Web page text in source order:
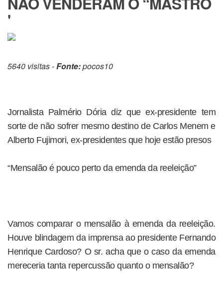
'
5640 visitas -Fonte:pocos10
Jornalista Palmério Dória diz que ex-presidente tem
sorte de não sofrer mesmo destino de Carlos Menem e
Alberto Fujimori, ex-presidentes que hoje estão presos
“Mensalão é pouco perto da emenda da reeleição”
Vamos comparar o mensalão à emenda da reeleição.
Houve blindagem da imprensa ao presidente Fernando
Henrique Cardoso? O sr. acha que o caso da emenda
mereceria tanta repercussão quanto o mensalão?